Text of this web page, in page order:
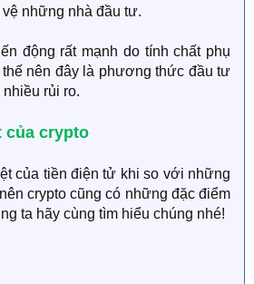
những nhà đầu tư.
động rất mạnh do tính chất phụ
nên đây là phương thức đầu tư
rủi ro.
của crypto
của tiền điện tử khi so với những
crypto cũng có những đặc điểm
ta hãy cùng tìm hiểu chúng nhé!